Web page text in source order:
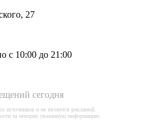
27
с 10:00 до 21:00
сегодня
источников и не является рекламой.
за неверно указанную информацию.